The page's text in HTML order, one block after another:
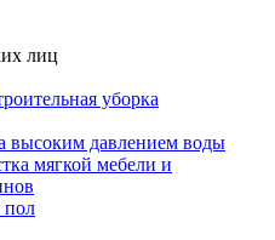
лиц
уборка
высоким давлением воды
мягкой мебели и
пол